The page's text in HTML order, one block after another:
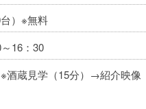
）※無料
16：30
蔵見学（15分）→紹介映像